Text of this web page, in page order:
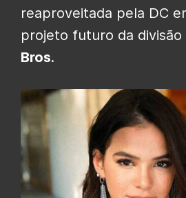
reaproveitada pela DC
projeto futuro da divisão
Bros.